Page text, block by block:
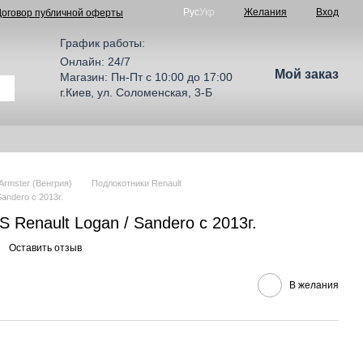
публичной оферты РусУкр Желания Вход
График работы:
Онлайн: 24/7
Магазин: Пн-Пт с 10:00 до 17:00
г.Киев, ул. Соломенская, 3-Б
Мой заказ
(Венгрия)
Подлокотники Renault
с 2013г.
Renault Logan / Sandero с 2013г.
Оставить отзыв
В желания